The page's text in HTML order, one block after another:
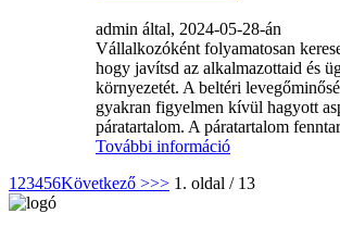
admin által, 2024-05-28-án
Vállalkozóként folyamatosan
hogy javítsd az alkalmazottaid és
környezetét. A beltéri
gyakran figyelmen kívül hagyott
páratartalom. A páratartalom
További információ
1 23456Következő >>> 1. oldal / 13